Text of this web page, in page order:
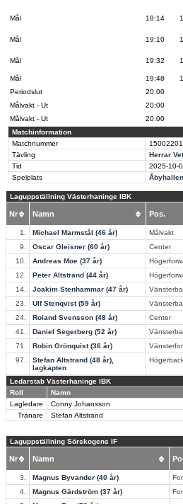
Mål 18:14
Mål 19:10
Mål 19:32
Mål
19:48
Periodslut
20:00
Målvakt - Ut
20:00
Målvakt - Ut
20:00
Matchinformation
Matchnummer
Tävling
Herrar
Tid
2025-10-
Spelplats
Laguppställning Västerhaninge IBK
Nr Namn Pos.
1. Michael Marmstål (46 år) Målvakt
9.
Oscar Gleisner (60 år) Center
10.
Andreas Moe (37 år)
12.
Peter Altstrand (44 år)
14.
Joakim Stenhammar (47 år)
23.
Ulf Stenqvist (59 år)
24.
Roland Svensson (48 år) Center
41.
Daniel Segerberg (52 år)
71.
Robin Grönquist (36 år)
97.
Stefan Altstrand (48 år),
lagkapten
Ledarstab Västerhaninge IBK
Roll
Namn
Lagledare
Conny Johansson
Tränare
Stefan Altstrand
Laguppställning Sörskogens IF
Nr Namn
3. Magnus Byvander (40 år)
4.
Magnus Gärdström (37 år)